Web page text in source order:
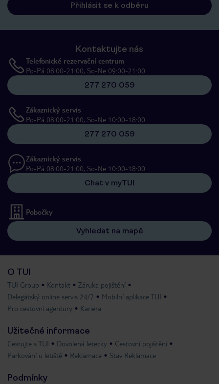
Přihlásit se k odběru
Kontaktujte nás
Telefonické rezervační centrum
Po-Pá 08:00-21:00, So-Ne 09:00-21:00
277 270 059
Zákaznický servis
Po-Pá 08:00-21:00, So-Ne 10:00-18:00
277 270 059
Zákaznický servis
Po-Pá 08:00-21:00, So-Ne 10:00-18:00
Chat v myTUI
Pobočky
Vyhledat na mapě
O TUI
TUI Group Kontakt
Záruka pojištění
Delegátský online servis 24/7
Mobilní aplikace TUI
Pro cestovní agentury
Kariéra
Užitečné informace
Cestujte s TUI Dovolená letecky
Cestovní pojištění
Parkování u letiště
Reklamace Stav Reklamace
Podmínky